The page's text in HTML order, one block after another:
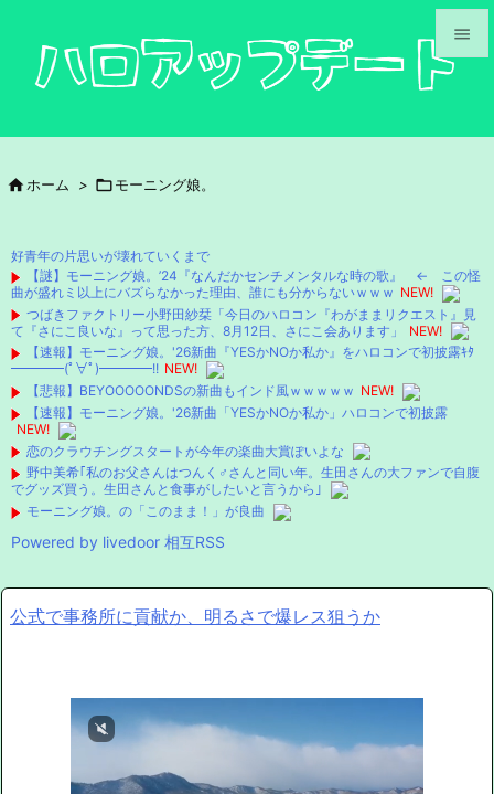



次へ

検索
 ホーム > モーニング娘。
好青年の片思いが壊れていくまで
【謎】モーニング娘。’24『なんだかセンチメンタルな時の歌』 ← この怪
曲が盛れミ以上にバズらなかった理由、誰にも分からないｗｗｗ NEW!
つばきファクトリー小野田紗栞「今日のハロコン『わがままリクエスト』見
て『さにこ良いな』って思った方、8月12日、さにこ会あります」
NEW!
【速報】モーニング娘。'26新曲『YESかNOか私か』をハロコンで初披露ｷﾀ
━━━━(ﾟ∀ﾟ)━━━━!! NEW!
【悲報】BEYOOOOONDSの新曲もインド風ｗｗｗｗｗ NEW!
【速報】モーニング娘。'26新曲「YESかNOか私か」ハロコンで初披露
NEW!
恋のクラウチングスタートが今年の楽曲大賞ぽいよな
野中美希｢私のお父さんはつんく♂さんと同い年。生田さんの大ファンで自腹
でグッズ買う。生田さんと食事がしたいと言うから｣
モーニング娘。の「このまま！」が良曲
Powered by livedoor 相互RSS
公式で事務所に貢献か、明るさで爆レス狙うか